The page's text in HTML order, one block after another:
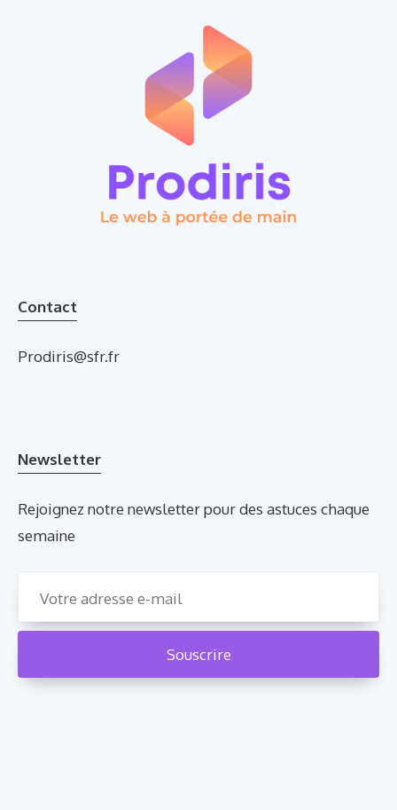
Contact
Prodiris@sfr.fr
Newsletter
Rejoignez notre newsletter pour des astuces chaque
semaine